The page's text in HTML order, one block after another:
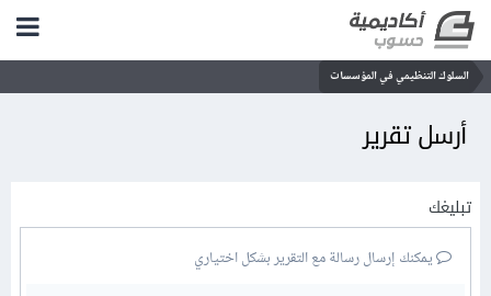
السلوك التنظيمي في المؤسسات
أرسل تقرير
تبليغك
يمكنك إرسال رسالة مع التقرير بشكل اختياري